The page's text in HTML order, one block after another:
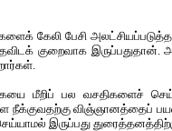
கேலி பேசி
குறைவாக
மீறிப் பல வசதிகளைச்
நீக்குவதற்கு விஞ்ஞானத்தைப்
இருப்பது